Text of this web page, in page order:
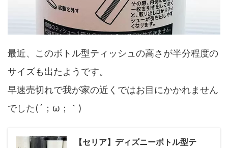
最近、このボトル型ティッシュの高さが半分程度の
サイズも出たようです。
早速売切れで我が家の近くではお目にかかれません
でした(´；ω；｀)
【セリア】ディズニーボトル型テ